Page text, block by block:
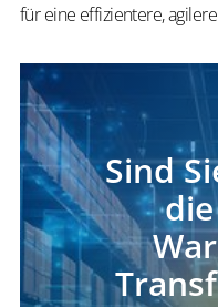
für eine effizientere,
Sind